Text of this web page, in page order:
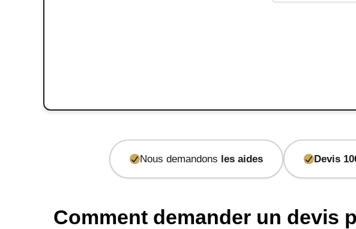
Nous demandons les aides Devis
Comment demander un devis